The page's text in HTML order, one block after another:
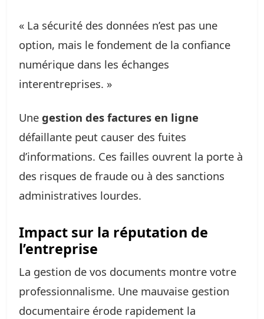
« La sécurité des données n’est pas une
option, mais le fondement de la confiance
numérique dans les échanges
interentreprises. »
Une gestion des factures en ligne
défaillante peut causer des fuites
d’informations. Ces failles ouvrent la porte à
des risques de fraude ou à des sanctions
administratives lourdes.
Impact sur la réputation de
l’entreprise
La gestion de vos documents montre votre
professionnalisme. Une mauvaise gestion
documentaire érode rapidement la